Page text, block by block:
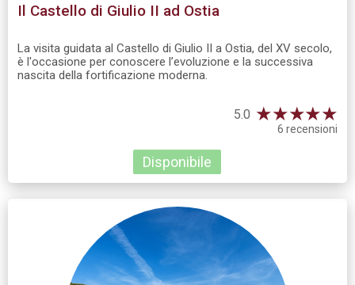
Il Castello di Giulio II ad Ostia
La visita guidata al Castello di Giulio II a Ostia, del XV secolo,
è l'occasione per conoscere l’evoluzione e la successiva
nascita della fortificazione moderna.
5.0 ★★★★★
6 recensioni
Disponibile